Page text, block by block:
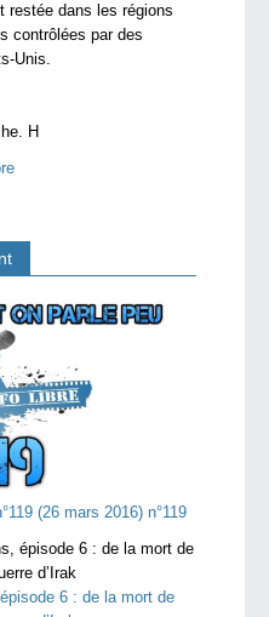
restée dans les régions
contrôlées par des
Unis.
H
(26 mars 2016) n°119
6 : de la mort de